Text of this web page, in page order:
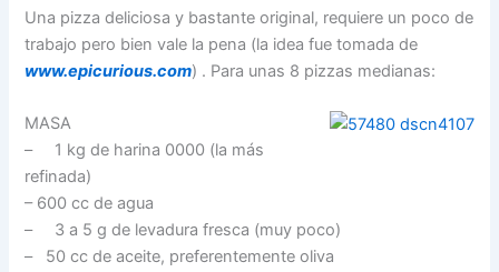
Una pizza deliciosa y bastante original, requiere un poco de
trabajo pero bien vale la pena (la idea fue tomada de
www.epicurious.com) . Para unas 8 pizzas medianas:
MASA
– 1 kg de harina 0000 (la más
refinada)
– 600 cc de agua
– 3 a 5 g de levadura fresca (muy poco)
– 50 cc de aceite, preferentemente oliva